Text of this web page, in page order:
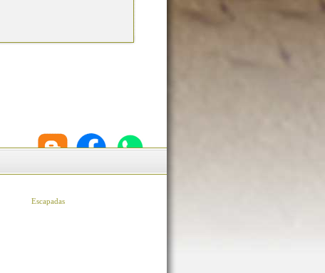
Escapadas